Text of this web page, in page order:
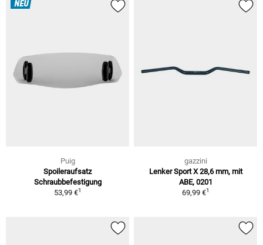
NEU
Puig
Spoileraufsatz
Schraubbefestigung
53,99 €1
gazzini
Lenker Sport X 28,6 mm, mit
ABE, 0201
69,99 €1